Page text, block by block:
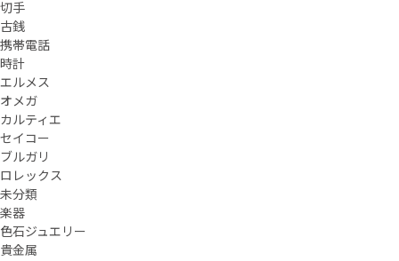
切手
古銭
携帯電話
時計
エルメス
オメガ
カルティエ
セイコー
ブルガリ
ロレックス
未分類
楽器
色石ジュエリー
貴金属